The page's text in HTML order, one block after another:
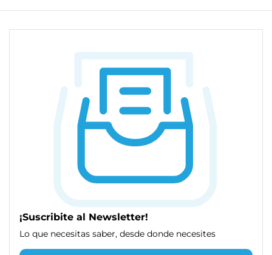
¡Suscribite al Newsletter!
Lo que necesitas saber, desde donde necesites